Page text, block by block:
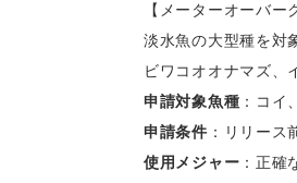
【メーターオーバー
淡水魚の大型種を対
ビワコオオナマズ、
申請対象魚種 ：コ
申請条件：リリース
使用メジャー ：正